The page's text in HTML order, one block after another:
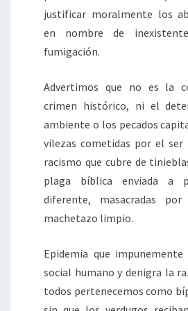
justificar moralmente los
en nombre de
fumigación.
Advertimos que no es la
crimen histórico, ni el
ambiente o los pecados
vilezas cometidas por el ser
racismo que cubre de
plaga bíblica enviada a
diferente, masacradas
machetazo limpio.
Epidemia que
social humano y denigra la
todos pertenecemos como